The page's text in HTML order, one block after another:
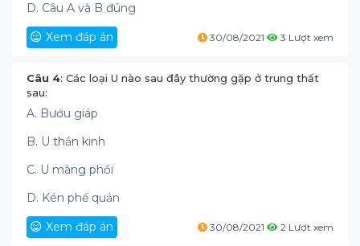
D. Câu A và B đúng
Xem đáp án
30/08/2021 3 Lượt xem
Câu 4: Các loại U nào sau đây thường gặp ở trung thất
sau:
A. Bướu giáp
B. U thần kinh
C. U màng phổi
D. Kén phế quản
Xem đáp án
30/08/2021 2 Lượt xem